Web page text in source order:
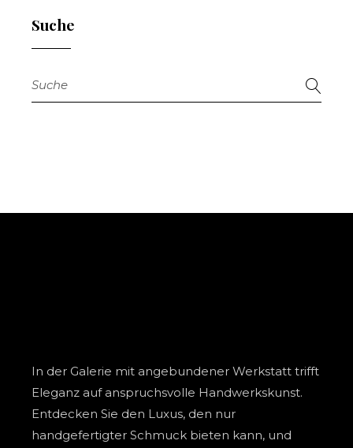
Suche
nach:
In der Galerie mit angebundener Werkstatt trifft
Eleganz auf anspruchsvolle Handwerkskunst.
Entdecken Sie den Luxus, den nur
handgefertigter Schmuck bieten kann, und